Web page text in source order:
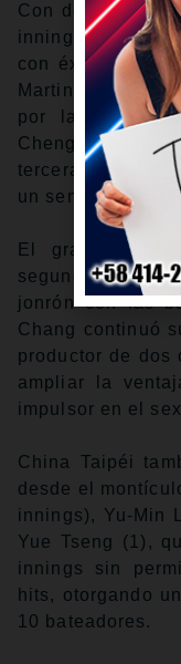
Con dos
inning, China
con éxito un
Martin
por la línea de
Cheng anotara
tercera. El
un sencillo
El gran golpe
segundo
jonrón con las
Chang continuó
productor de dos
ampliar la
impulsor en el
China Taipéi
desde el
innings), Yu-Min
Yue Tseng (1),
innings sin
hits, otorgando
10 bateadores.